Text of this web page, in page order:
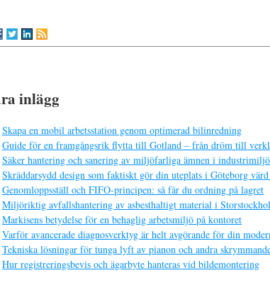
inlägg
Skapa en mobil arbetsstation genom optimerad bilinredning
Guide för en framgångsrik flytta till Gotland – från dröm till
Säker hantering och sanering av miljöfarliga ämnen i industrimiljö
Skräddarsydd design som faktiskt gör din uteplats i Göteborg
Genomloppsställ och FIFO-principen: så får du ordning på lagret
Miljöriktig avfallshantering av asbesthaltigt material i
Markisens betydelse för en behaglig arbetsmiljö på kontoret
Varför avancerade diagnosverktyg är helt avgörande för din
Tekniska lösningar för tunga lyft av pianon och andra
Hur registreringsbevis och ägarbyte hanteras vid bildemontering